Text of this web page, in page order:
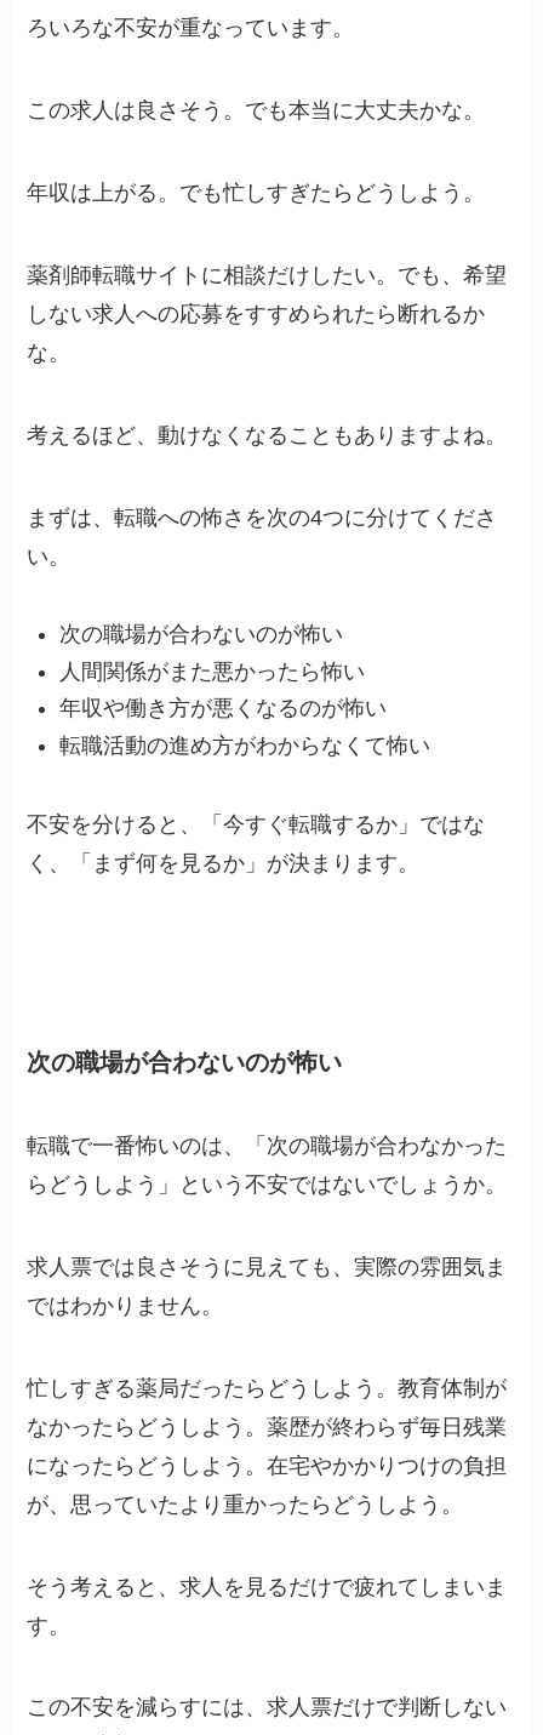
ろいろな不安が重なっています。
この求人は良さそう。でも本当に大丈夫かな。
年収は上がる。でも忙しすぎたらどうしよう。
薬剤師転職サイトに相談だけしたい。でも、希望
しない求人への応募をすすめられたら断れるか
な。
考えるほど、動けなくなることもありますよね。
まずは、転職への怖さを次の4つに分けてくださ
い。
次の職場が合わないのが怖い
人間関係がまた悪かったら怖い
年収や働き方が悪くなるのが怖い
転職活動の進め方がわからなくて怖い
不安を分けると、「今すぐ転職するか」ではな
く、「まず何を見るか」が決まります。
次の職場が合わないのが怖い
転職で一番怖いのは、「次の職場が合わなかった
らどうしよう」という不安ではないでしょうか。
求人票では良さそうに見えても、実際の雰囲気ま
ではわかりません。
忙しすぎる薬局だったらどうしよう。教育体制が
なかったらどうしよう。薬歴が終わらず毎日残業
になったらどうしよう。在宅やかかりつけの負担
が、思っていたより重かったらどうしよう。
そう考えると、求人を見るだけで疲れてしまいま
す。
この不安を減らすには、求人票だけで判断しない